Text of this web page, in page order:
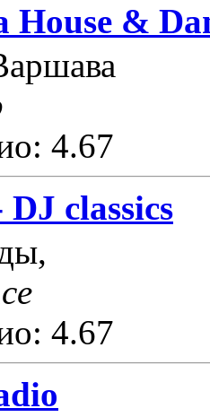
House &
4.67
classics
4.67